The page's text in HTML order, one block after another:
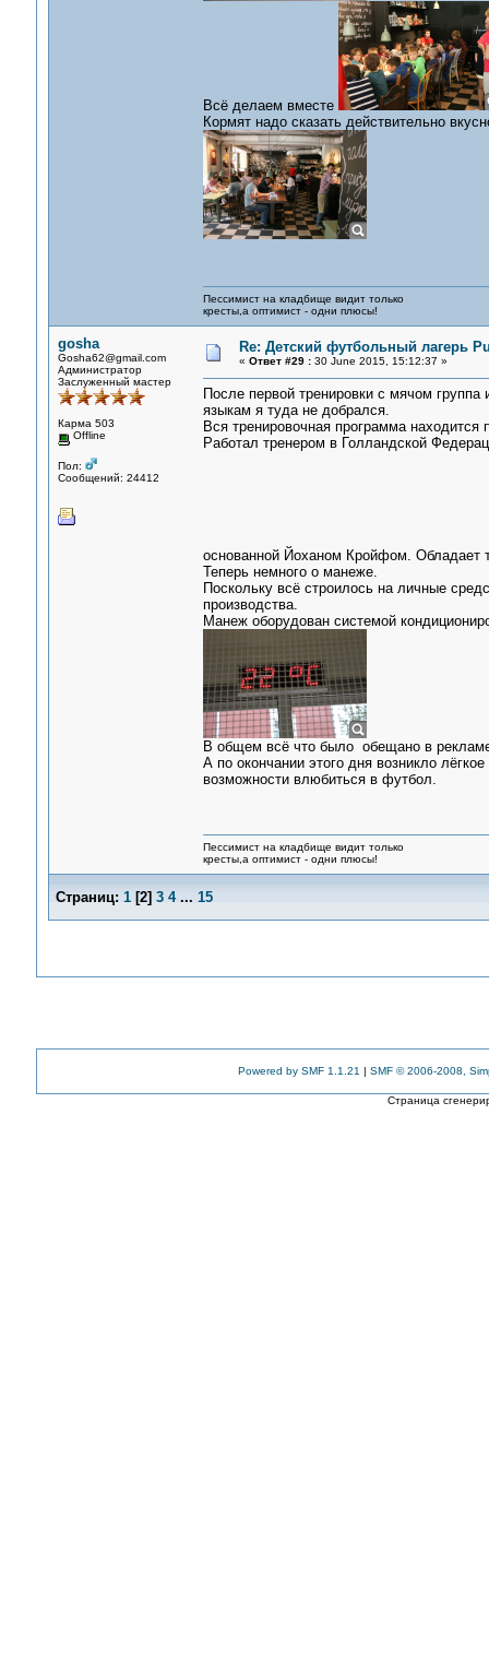
Всё делаем вместе
Кормят надо сказать действительно
Пессимист на кладбище видит только
кресты,а оптимист - одни плюсы!
gosha
Gosha62@gmail.com
Администратор
Заслуженный мастер
Карма 503
Offline
Пол:
Сообщений: 24412
Re: Детский футбольный лагерь
« Ответ #29 :30 June 2015, 15:12:37 »
После первой тренировки с мячом группа
языкам я туда не добрался.
Вся тренировочная программа
Работал тренером в Голландской
основанной Йоханом Кройфом. Обладает
Теперь немного о манеже.
Поскольку всё строилось на личные
производства.
Манеж оборудован системой
В общем всё что было обещано в
А по окончании этого дня возникло
возможности влюбиться в футбол.
Пессимист на кладбище видит только
кресты,а оптимист - одни плюсы!
Страниц: 1[2] 3 4 ... 15
Powered by SMF 1.1.21 | SMF © 2006-2008,
Страница